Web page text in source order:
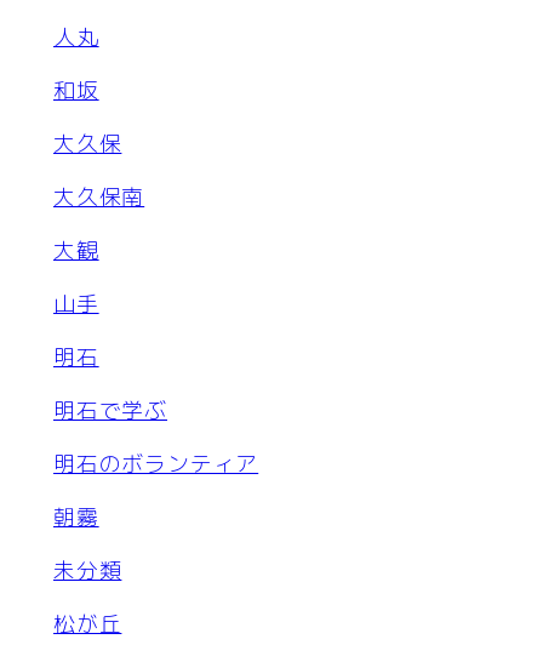
人丸
和坂
大久保
大久保南
大観
山手
明石
明石で学ぶ
明石のボランティア
朝霧
未分類
松が丘